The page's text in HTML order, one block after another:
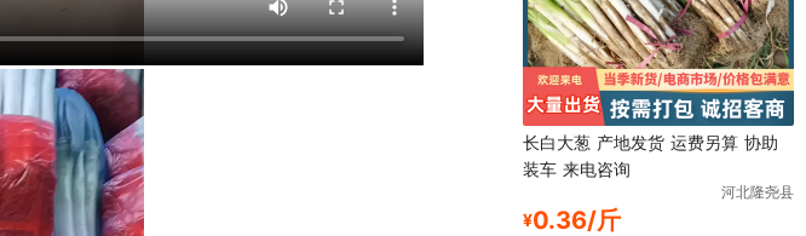
长白大葱 产地发货 运费另算 协助
装车 来电咨询
河北隆尧县
¥0.36/斤